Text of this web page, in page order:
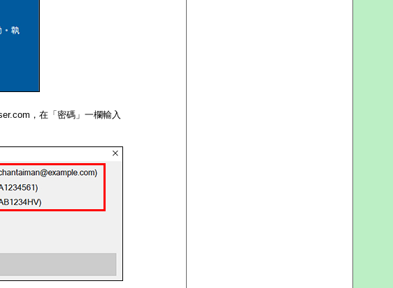
，在「密碼」一欄輸入